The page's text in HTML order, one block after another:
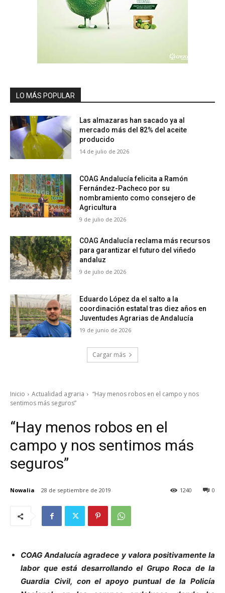
LO MÁS POPULAR
Las almazaras han sacado ya al
mercado más del 82% del aceite
producido
14 de julio de 2026
COAG Andalucía felicita a Ramón
Fernández-Pacheco por su
nombramiento como consejero de
Agricultura
9 de julio de 2026
COAG Andalucía reclama más recursos
para garantizar el futuro del viñedo
andaluz
9 de julio de 2026
Eduardo López da el salto a la
coordinación estatal tras diez años en
Juventudes Agrarias de Andalucía
19 de junio de 2026
Cargar más